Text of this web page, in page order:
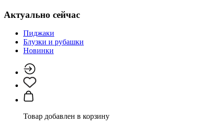
Актуально сейчас
Пиджаки
Блузки и рубашки
Новинки
Товар добавлен в корзину